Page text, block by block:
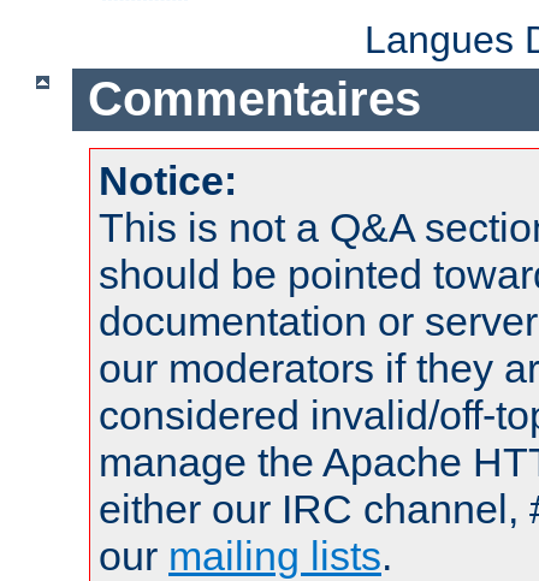
Langues
Commentaires
Notice:
This is not a Q&A
should be pointed
documentation or
our moderators if they
considered invalid/off-
manage the Apache
either our IRC channel,
our mailing lists.